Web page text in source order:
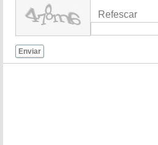
Refescar
Enviar